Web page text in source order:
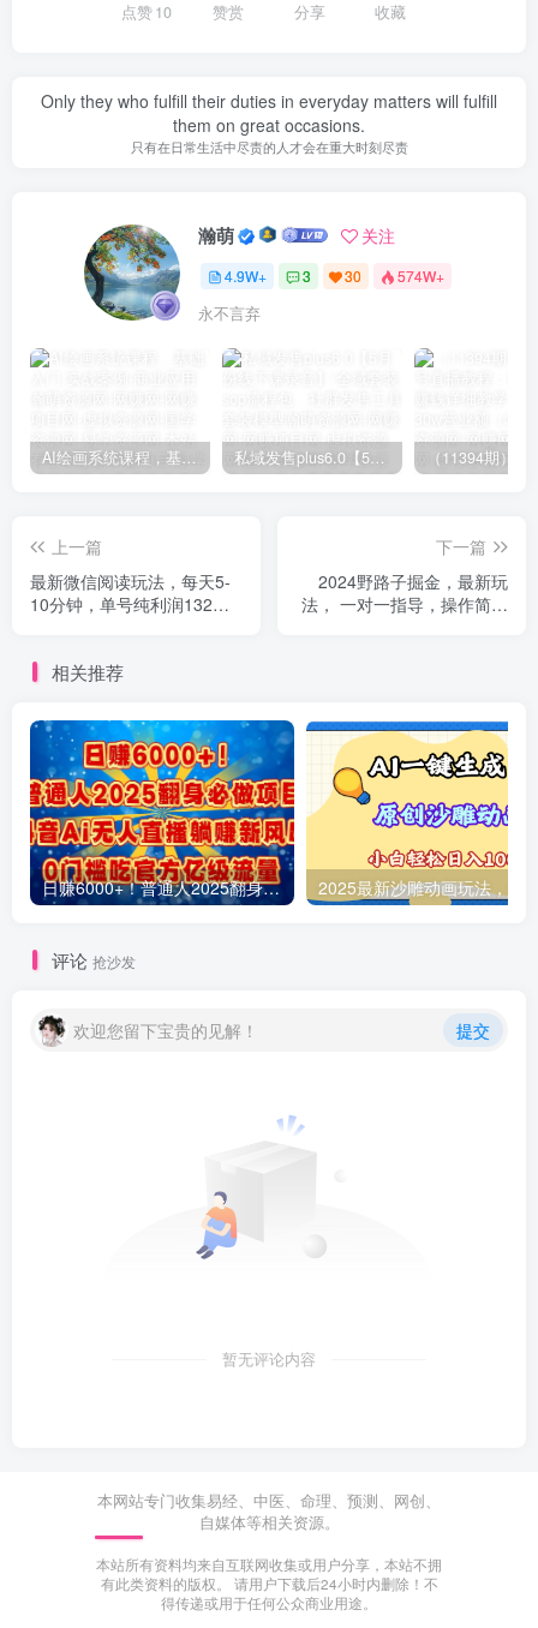
点赞10 赞赏 分享 收藏
Only they who fulfill their duties in everyday matters will fulfill
them on great occasions.
只有在日常生活中尽责的人才会在重大时刻尽责
瀚萌 关注
4.9W+ 3 30 574W+
永不言弃
AI绘画系统课程，基础入门-实战案例-商业应用 私域发售plus6.0【5月份线下课录音】/全域套装sop流程包，社群发售工具套装模型
上一篇
最新微信阅读玩法，每天5-
10分钟，单号纯利润132，
下一篇
2024野路子掘金，最新玩
法， 一对一指导，操作简单
相关推荐
日赚6000+！普通人2025翻身必做项目，抖音Ai无人直播躺赚新风口，0门槛吃官方亿级流量
评论 抢沙发
欢迎您留下宝贵的见解！ 提交
暂无评论内容
本网站专门收集易经、中医、命理、预测、网创、
自媒体等相关资源。
本站所有资料均来自互联网收集或用户分享，本站不拥
有此类资料的版权。 请用户下载后24小时内删除！不
得传递或用于任何公众商业用途。